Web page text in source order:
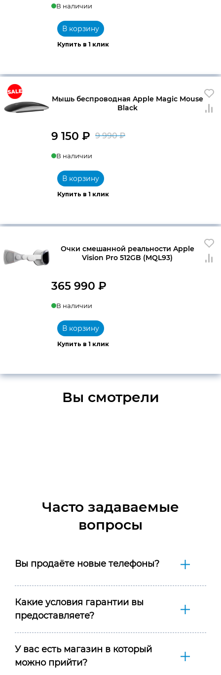
В наличии
Купить в 1 клик
В корзину
Мышь беспроводная Apple Magic Mouse
Black
9 990₽
9 150 ₽
В наличии
Купить в 1 клик
В корзину
Очки смешанной реальности Apple
Vision Pro 512GB (MQL93)
365 990 ₽
В наличии
Купить в 1 клик
В корзину
Вы смотрели
Часто задаваемые
вопросы
Вы продаёте новые телефоны?
Какие условия гарантии вы
предоставляете?
У вас есть магазин в который
можно прийти?